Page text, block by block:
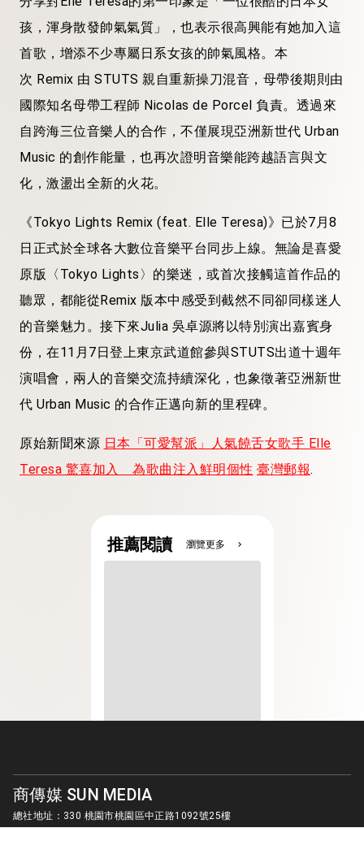
孩，渾身散發帥氣氣質」，也表示很高興能有她加入這
首歌，增添不少專屬日系女孩的帥氣風格。本
次 Remix 由 STUTS 親自重新操刀混音，母帶後期則由
國際知名母帶工程師 Nicolas de Porcel 負責。透過來
自跨海三位音樂人的合作，不僅展現亞洲新世代 Urban
Music 的創作能量，也再次證明音樂能跨越語言與文
化，激盪出全新的火花。
《Tokyo Lights Remix (feat. Elle Teresa)》已於7月8
日正式於全球各大數位音樂平台同步上線。無論是喜愛
原版〈Tokyo Lights〉的樂迷，或首次接觸這首作品的
聽眾，都能從Remix 版本中感受到截然不同卻同樣迷人
的音樂魅力。接下來Julia 吳卓源將以特別演出嘉賓身
份，在11月7日登上東京武道館參與STUTS出道十週年
演唱會，兩人的音樂交流持續深化，也象徵著亞洲新世
代 Urban Music 的合作正邁向新的里程碑。
原始新聞來源 日本「可愛幫派」人氣饒舌女歌手 Elle
Teresa 驚喜加入 為歌曲注入鮮明個性 臺灣郵報.
推薦閱讀 瀏覽更多 chevron_right
商傳媒 SUN MEDIA
總社地址：330 桃園市桃園區中正路1092號25樓